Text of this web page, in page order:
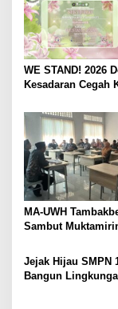
WE STAND! 2026
Kesadaran Cegah
MA-UWH
Sambut
Jejak Hijau SMPN
Bangun